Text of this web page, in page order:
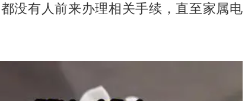
没有人前来办理相关手续，直至家属电